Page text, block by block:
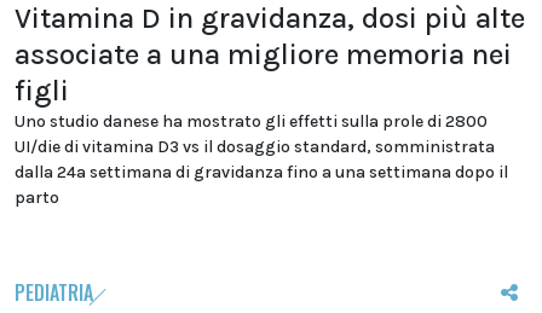
Vitamina D in gravidanza, dosi più alte
associate a una migliore memoria nei
figli
Uno studio danese ha mostrato gli effetti sulla prole di 2800
UI/die di vitamina D3 vs il dosaggio standard, somministrata
dalla 24a settimana di gravidanza fino a una settimana dopo il
parto
PEDIATRIA